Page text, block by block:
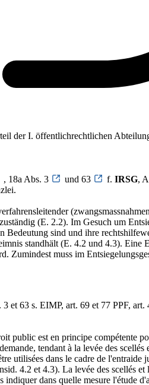
der I. öffentlichrechtlichen
, 18a Abs. 3 und 63 f. IRSG,
(E. 2.2). Im Gesuch um
Bedeutung sind und ihre
standhält (E. 4.2 und 4.3).
Zumindest muss im
et 63 s. EIMP, art. 69 et 77 PPF, art.
public est en principe compétente
tendant à la levée des
utilisées dans le cadre de
4.2 et 4.3). La levée des scellés
indiquer dans quelle mesure l'étude